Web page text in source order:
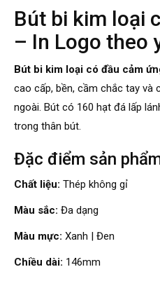
Bút bi kim loại
– In Logo theo
Bút bi kim loại có đầu cảm
cao cấp, bền, cầm chắc tay và
ngoài. Bút có 160 hạt đá lấp
trong thân bút.
Đặc điểm sản
Chất liệu: Thép không gỉ
Màu sắc: Đa dạng
Màu mực: Xanh | Đen
Chiều dài: 146mm